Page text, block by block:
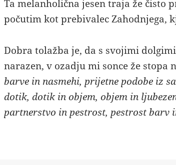
Ta melanholična jesen traja že čisto
počutim kot prebivalec Zahodnjega,
Dobra tolažba je, da s svojimi
narazen, v ozadju mi sonce že
barve in nasmehi, prijetne podobe iz
dotik, dotik in objem, objem in
partnerstvo in pestrost, pestrost barv